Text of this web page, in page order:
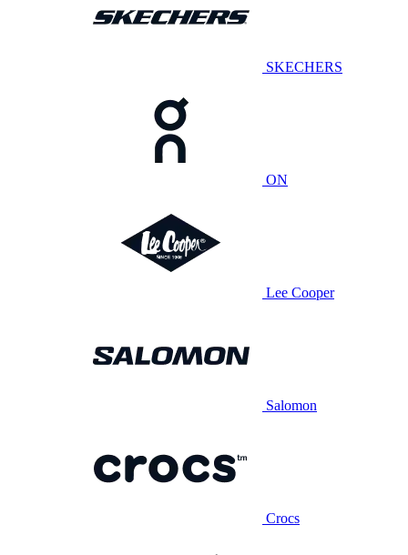
SKECHERS
ON
Lee Cooper
Salomon
Crocs